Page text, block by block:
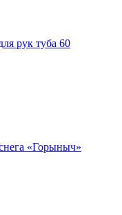
рук туба 60
«Горыныч»